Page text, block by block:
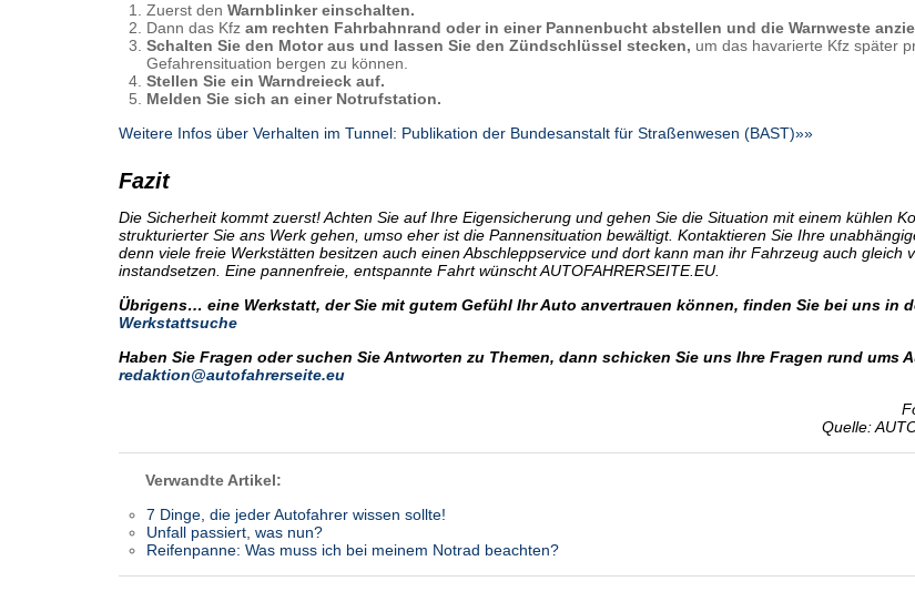
Zuerst den Warnblinker einschalten.
Dann das Kfz am rechten Fahrbahnrand oder in einer Pannenbucht abstellen und die Warnweste
Schalten Sie den Motor aus und lassen Sie den Zündschlüssel stecken, um das havarierte Kfz später
Gefahrensituation bergen zu können.
Stellen Sie ein Warndreieck auf.
Melden Sie sich an einer Notrufstation.
Weitere Infos über Verhalten im Tunnel: Publikation der Bundesanstalt für Straßenwesen (BAST)»»
Fazit
Die Sicherheit kommt zuerst! Achten Sie auf Ihre Eigensicherung und gehen Sie die Situation mit einem kühlen
strukturierter Sie ans Werk gehen, umso eher ist die Pannensituation bewältigt. Kontaktieren Sie Ihre
denn viele freie Werkstätten besitzen auch einen Abschleppservice und dort kann man ihr Fahrzeug auch gleich
instandsetzen. Eine pannenfreie, entspannte Fahrt wünscht AUTOFAHRERSEITE.EU.
Übrigens… eine Werkstatt, der Sie mit gutem Gefühl Ihr Auto anvertrauen können, finden Sie bei uns in
Werkstattsuche
Haben Sie Fragen oder suchen Sie Antworten zu Themen, dann schicken Sie uns Ihre Fragen rund ums
redaktion@autofahrerseite.eu
Quelle:
Verwandte Artikel:
7 Dinge, die jeder Autofahrer wissen sollte!
Unfall passiert, was nun?
Reifenpanne: Was muss ich bei meinem Notrad beachten?